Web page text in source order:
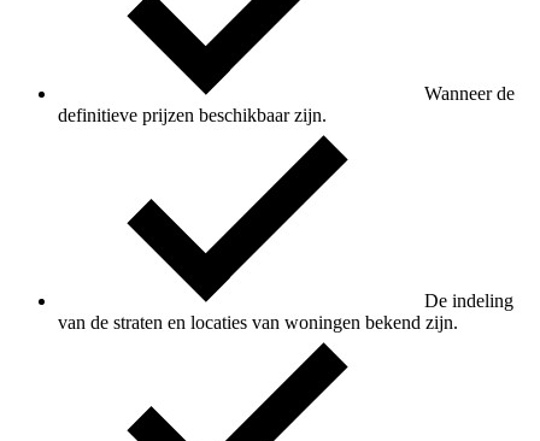
Wanneer de
definitieve prijzen beschikbaar zijn.
De indeling
van de straten en locaties van woningen bekend zijn.